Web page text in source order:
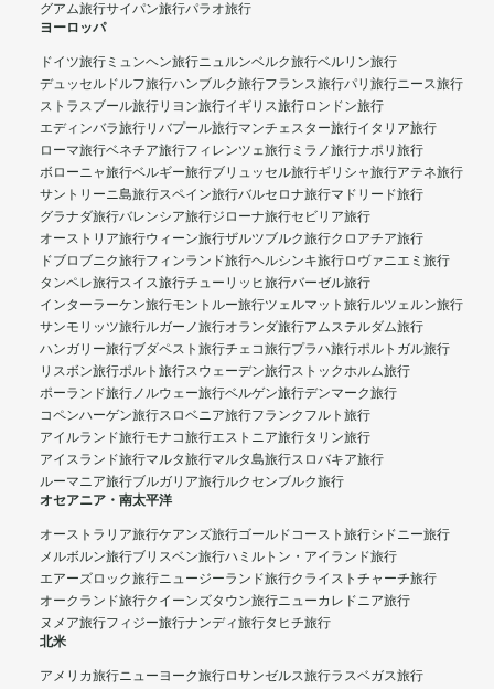
グアム旅行サイパン旅行パラオ旅行
ヨーロッパ
ドイツ旅行 ミュンヘン旅行ニュルンベルク旅行ベルリン旅行
デュッセルドルフ旅行ハンブルク旅行フランス旅行パリ旅行ニース旅行
ストラスブール旅行リヨン旅行イギリス旅行ロンドン旅行
エディンバラ旅行リバプール旅行マンチェスター旅行イタリア旅行
ローマ旅行ベネチア旅行フィレンツェ旅行 ミラノ旅行ナポリ旅行
ボローニャ旅行ベルギー旅行ブリュッセル旅行ギリシャ旅行アテネ旅行
サントリーニ島旅行スペイン旅行バルセロナ旅行マドリード旅行
グラナダ旅行バレンシア旅行ジローナ旅行セビリア旅行
オーストリア旅行ウィーン旅行ザルツブルク旅行クロアチア旅行
ドブロブニク旅行フィンランド旅行ヘルシンキ旅行ロヴァニエミ旅行
タンペレ旅行スイス旅行チューリッヒ旅行バーゼル旅行
インターラーケン旅行モントルー旅行ツェルマット旅行ルツェルン旅行
サンモリッツ旅行ルガーノ旅行オランダ旅行アムステルダム旅行
ハンガリー旅行ブダペスト旅行チェコ旅行プラハ旅行ポルトガル旅行
リスボン旅行ポルト旅行スウェーデン旅行ストックホルム旅行
ポーランド旅行ノルウェー旅行ベルゲン旅行デンマーク旅行
コペンハーゲン旅行スロベニア旅行フランクフルト旅行
アイルランド旅行モナコ旅行エストニア旅行タリン旅行
アイスランド旅行マルタ旅行マルタ島旅行スロバキア旅行
ルーマニア旅行ブルガリア旅行ルクセンブルク旅行
オセアニア・南太平洋
オーストラリア旅行ケアンズ旅行ゴールドコースト旅行シドニー旅行
メルボルン旅行ブリスベン旅行ハミルトン・アイランド旅行
エアーズロック旅行ニュージーランド旅行クライストチャーチ旅行
オークランド旅行クイーンズタウン旅行ニューカレドニア旅行
ヌメア旅行フィジー旅行ナンディ旅行タヒチ旅行
北米
アメリカ旅行ニューヨーク旅行ロサンゼルス旅行ラスベガス旅行